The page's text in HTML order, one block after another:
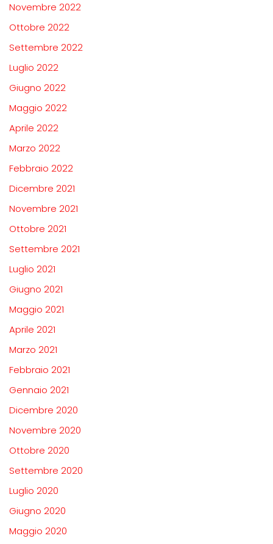
Novembre 2022
Ottobre 2022
Settembre 2022
Luglio 2022
Giugno 2022
Maggio 2022
Aprile 2022
Marzo 2022
Febbraio 2022
Dicembre 2021
Novembre 2021
Ottobre 2021
Settembre 2021
Luglio 2021
Giugno 2021
Maggio 2021
Aprile 2021
Marzo 2021
Febbraio 2021
Gennaio 2021
Dicembre 2020
Novembre 2020
Ottobre 2020
Settembre 2020
Luglio 2020
Giugno 2020
Maggio 2020